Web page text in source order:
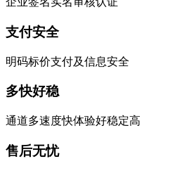
支付安全
明码标价支付及信息安全
多快好稳
通道多速度快体验好稳定高
售后无忧